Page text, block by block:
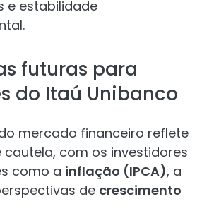
e estabilidade
futuras para
do Itaú Unibanco
mercado financeiro reflete
com os investidores
como a inflação (IPCA), a
de crescimento